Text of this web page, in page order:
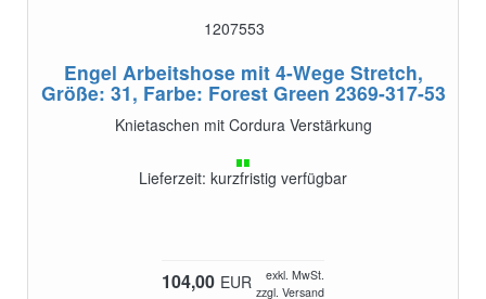
1207553
Engel Arbeitshose mit 4-Wege Stretch,
Größe: 31, Farbe: Forest Green 2369-317-53
Knietaschen mit Cordura Verstärkung
Lieferzeit: kurzfristig verfügbar
104,00 EUR
exkl. MwSt.
zzgl. Versand